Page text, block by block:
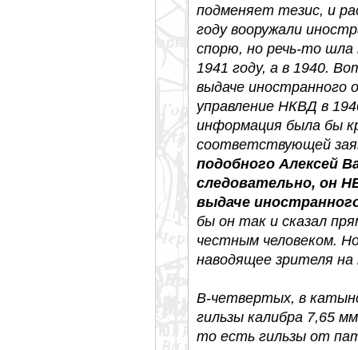
подменяет тезис, и
году вооружали
спорю, но речь-то шла
1941 году, а в 1940.
выдаче иностранного
управление НКВД в
информация была бы
соответствующей
подобного Алексей
следовательно, он
выдаче
бы он так и сказал
честным человеком.
наводящее зрителя
В-четвертых, в
гильзы калибра 7,65
то есть гильзы от